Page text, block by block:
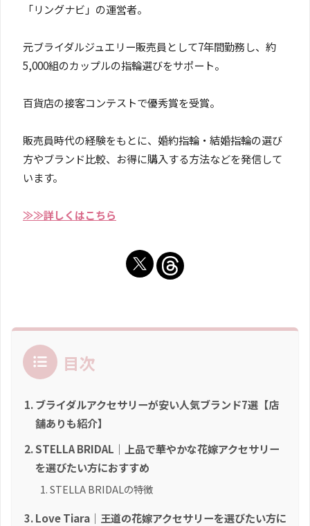
「リングナビ」の運営者。
元ブライダルジュエリー販売員として7年間勤務し、約
5,000組のカップルの指輪選びをサポート。
百貨店の接客コンテストで優秀賞を受賞。
販売員時代の経験をもとに、婚約指輪・結婚指輪の選び
方やブランド比較、お得に購入する方法などを発信して
います。
≫≫詳しくはこちら
目次
ブライダルアクセサリーが安い人気ブランド7選【店
舗ありも紹介】
STELLA BRIDAL｜上品で華やかな花嫁アクセサリー
を選びたい方におすすめ
STELLA BRIDALの特徴
Love Tiara｜王道の花嫁アクセサリーを選びたい方に